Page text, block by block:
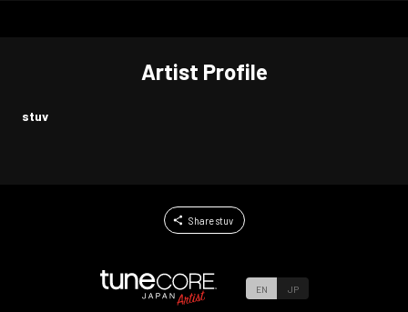
Artist Profile
stuv
Share stuv
EN JP